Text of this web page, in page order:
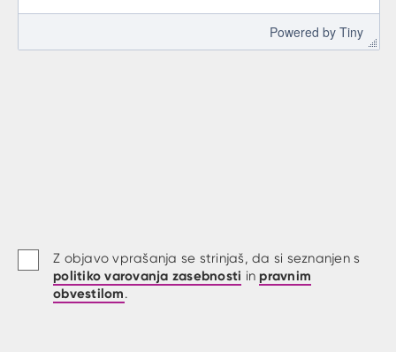
Powered by Tiny
Z objavo vprašanja se strinjaš, da si seznanjen s
politiko varovanja zasebnosti in pravnim
obvestilom.